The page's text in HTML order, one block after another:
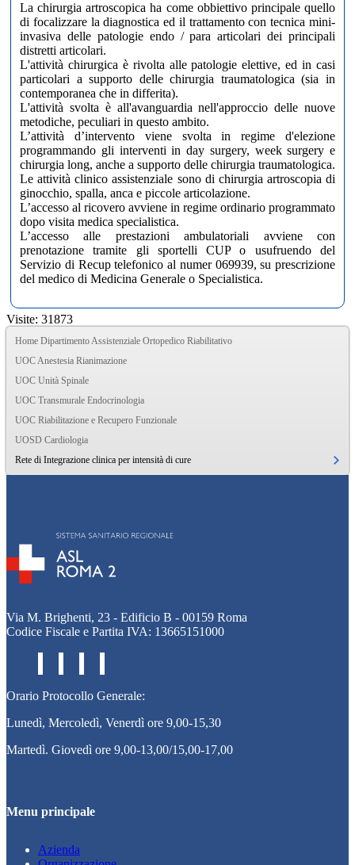
La chirurgia artroscopica ha come obbiettivo principale quello
di focalizzare la diagnostica ed il trattamento con tecnica mini-
invasiva delle patologie endo / para articolari dei principali
distretti articolari.
L'attività chirurgica è rivolta alle patologie elettive, ed in casi
particolari a supporto delle chirurgia traumatologica (sia in
contemporanea che in differita).
L'attività svolta è all'avanguardia nell'approccio delle nuove
metodiche, peculiari in questo ambito.
L’attività d’intervento viene svolta in regime d'elezione
programmando gli interventi in day surgery, week surgery e
chirurgia long, anche a supporto delle chirurgia traumatologica.
Le attività clinico assistenziale sono di chirurgia artroscopia di
ginocchio, spalla, anca e piccole articolazione.
L’accesso al ricovero avviene in regime ordinario programmato
dopo visita medica specialistica.
L’accesso alle prestazioni ambulatoriali avviene con
prenotazione tramite gli sportelli CUP o usufruendo del
Servizio di Recup telefonico al numer 069939, su prescrizione
del medico di Medicina Generale o Specialistica.
Visite: 31873
Home Dipartimento Assistenziale Ortopedico Riabilitativo
UOC Anestesia Rianimazione
UOC Unità Spinale
UOC Transmurale Endocrinologia
UOC Riabilitazione e Recupero Funzionale
UOSD Cardiologia
Rete di Integrazione clinica per intensità di cure
Via M. Brighenti, 23 - Edificio B - 00159 Roma
Codice Fiscale e Partita IVA: 13665151000
Orario Protocollo Generale:
Lunedì, Mercoledì, Venerdì ore 9,00-15,30
Martedì. Giovedì ore 9,00-13,00/15,00-17,00
Menu principale
Azienda